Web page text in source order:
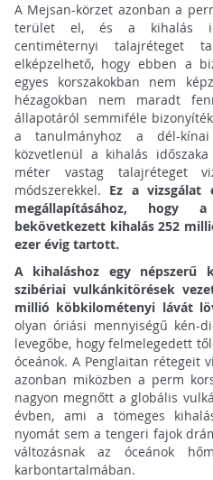
A Mejsan-körzet azonban a
terület el, és a kihalás
centiméternyi talajréteget
elképzelhető, hogy ebben a
egyes korszakokban nem
hézagokban nem maradt
állapotáról semmiféle
a tanulmányhoz a dél-
közvetlenül a kihalás
méter vastag talajréteget
módszerekkel. Ez a vizsgálat
megállapításához,
bekövetkezett kihalás 252
ezer évig tartott.
A kihaláshoz egy népszerű
szibériai vulkánkitörések
millió köbkilométenyi lávát
olyan óriási mennyiségű kén-
levegőbe, hogy felmelegedett
óceánok. A Penglaitan rétegeit
azonban miközben a perm
nagyon megnőtt a globális
évben, ami a tömeges
nyomát sem a tengeri fajok
változásnak az óceánok
karbontartalmában.